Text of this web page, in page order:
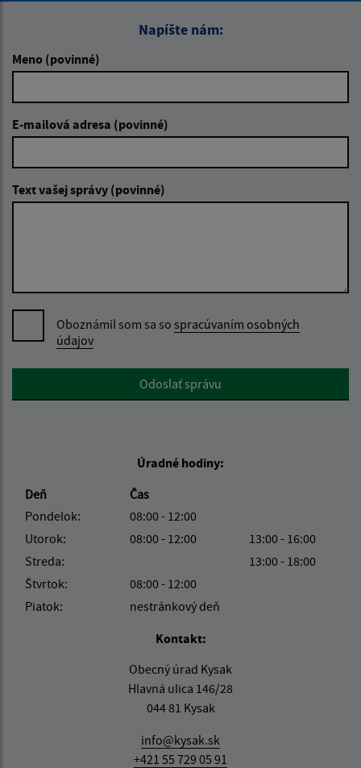
Napíšte nám:
Meno (povinné)
E-mailová adresa (povinné)
Text vašej správy (povinné)
Oboznámil som sa so spracúvaním osobných
údajov
Google reCaptcha ResponseOdoslať správu
Úradné hodiny:
Deň
Čas
Pondelok:
08:00 - 12:00
Utorok:
08:00 - 12:00
13:00 - 16:00
Streda:
13:00 - 18:00
Štvrtok:
08:00 - 12:00
Piatok:
nestránkový deň
Kontakt:
Obecný úrad Kysak
Hlavná ulica 146/28
044 81 Kysak
info@kysak.sk
+421 55 729 05 91